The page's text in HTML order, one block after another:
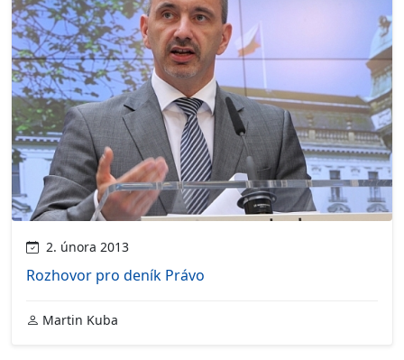
2. února 2013
Rozhovor pro deník Právo
Martin Kuba